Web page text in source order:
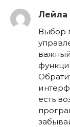
Лейла
Выбор
есть